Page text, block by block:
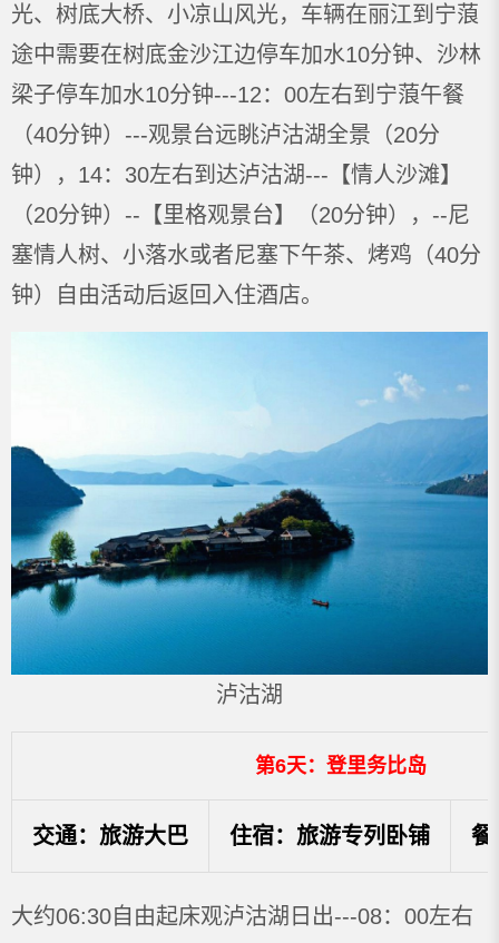
光、树底大桥、小凉山风光，车辆在丽江到宁蒗
途中需要在树底金沙江边停车加水10分钟、沙林
梁子停车加水10分钟---12：00左右到宁蒗午餐
（40分钟）---观景台远眺泸沽湖全景（20分
钟），14：30左右到达泸沽湖---【情人沙滩】
（20分钟）--【里格观景台】（20分钟），--尼
塞情人树、小落水或者尼塞下午茶、烤鸡（40分
钟）自由活动后返回入住酒店。
泸沽湖
第6天：登里务比岛
交通：旅游大巴 住宿：旅游专列卧铺 餐
大约06:30自由起床观泸沽湖日出---08：00左右